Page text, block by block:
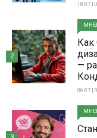
18:07 |
Как
—
06:07 |
2